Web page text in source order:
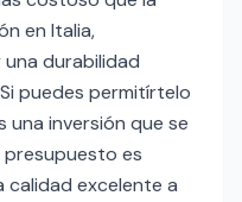
en Italia,
durabilidad
puedes permitírtelo
inversión que se
presupuesto es
calidad excelente a